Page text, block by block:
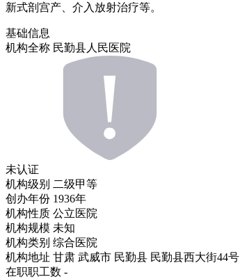
新式剖宫产、介入放射治疗等。
基础信息
机构全称 民勤县人民医院
未认证
机构级别 二级甲等
创办年份 1936年
机构性质 公立医院
机构规模 未知
机构类别 综合医院
机构地址 甘肃 武威市 民勤县 民勤县西大街44号
在职职工数 -